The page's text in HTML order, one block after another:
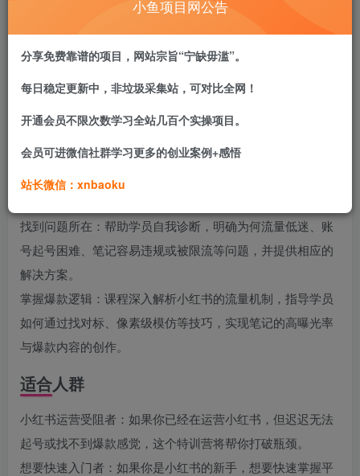
的系统学习与实战演练，学员将全面掌握小红书的流量机
制、爆款内容的创作技巧以及账号快速起号的底层逻辑。课
程以轻理论、重实战为核心，帮助学员解决起号难题，迅速
入门并有效提升账号曝光度。
课程亮点
轻理论、重实战：课程重点在于实践操作，理论部分简明扼
要，重在能有效落地执行。学员不仅能学到方法，还能通过
找到问题所在：帮助学员自我诊断，明确为何流量低迷、账
号起号困难、笔记容易违规或被限流等问题，并提供相应的
解决方案。
掌握爆款逻辑：课程深入解析小红书的流量机制，指导学员
如何通过找对标、像素级模仿等技巧，实现笔记的高曝光率
与爆款内容的创作。
适合人群
小红书运营受阻者：如果你已经在运营小红书，但迟迟无法
起号或找不到爆款感觉，这个特训营将帮你打破瓶颈。
想要快速入门者：如果你是小红书的新手，想要快速掌握平
小鱼项目网公告
分享免费靠谱的项目，网站宗旨“宁缺毋滥”。
每日稳定更新中，非垃圾采集站，可对比全网！
开通会员不限次数学习全站几百个实操项目。
会员可进微信社群学习更多的创业案例+感悟
站长微信：xnbaoku